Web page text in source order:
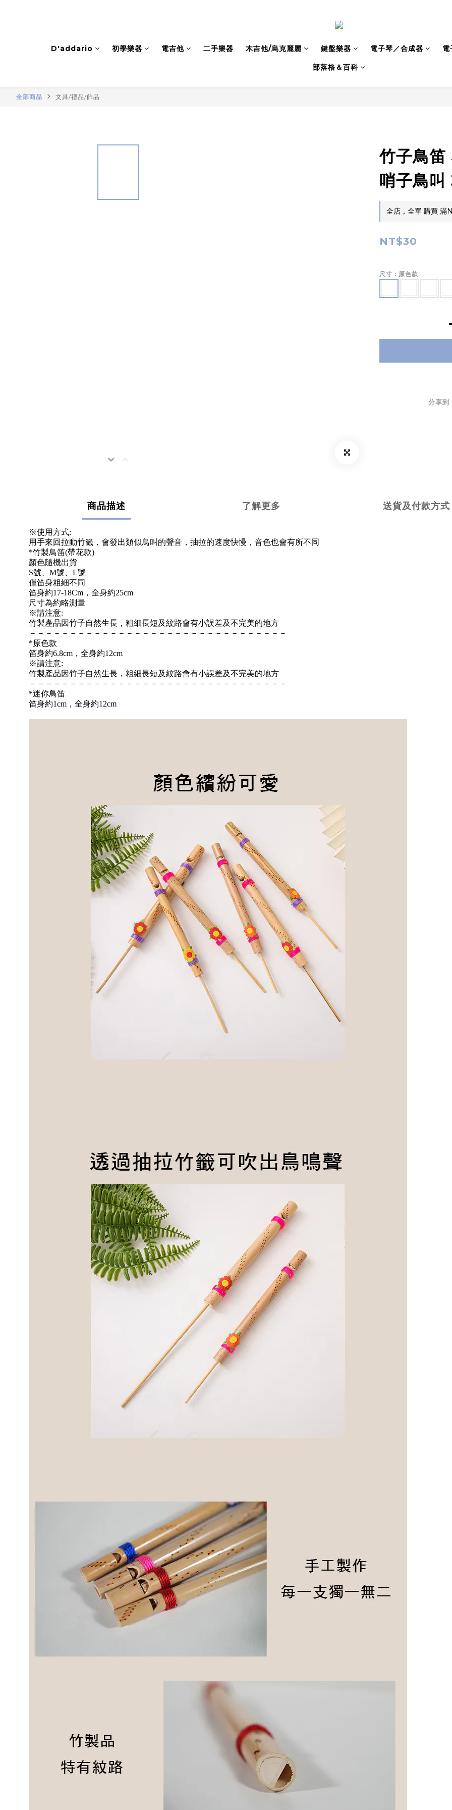
D'addario 初學樂器 電吉他 二手樂器 木吉他/烏克麗麗 鍵盤樂器 電子琴／合成器 電
部落格＆百科
全部商品 文具/禮品/飾品
竹子鳥笛
哨子鳥叫
全店，全單 購買 滿
NT$30
尺寸 : 原色款
分享到
商品描述 了解更多 送貨及付款方式
※使用方式:
用手來回拉動竹籤，會發出類似鳥叫的聲音，抽拉的速度快慢，音色也會有所不同
*竹製鳥笛(帶花款)
顏色隨機出貨
S號、M號、L號
僅笛身粗細不同
笛身約17-18Cm，全身約25cm
尺寸為約略測量
※請注意:
竹製產品因竹子自然生長，粗細長短及紋路會有小誤差及不完美的地方
－－－－－－－－－－－－－－－－－－－－－－－－－－－－－－－－
*原色款
笛身約6.8cm，全身約12cm
※請注意:
竹製產品因竹子自然生長，粗細長短及紋路會有小誤差及不完美的地方
－－－－－－－－－－－－－－－－－－－－－－－－－－－－－－－－
*迷你鳥笛
笛身約1cm，全身約12cm